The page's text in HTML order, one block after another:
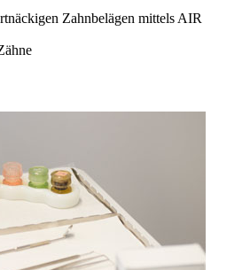
Zahnbelägen mittels AIR